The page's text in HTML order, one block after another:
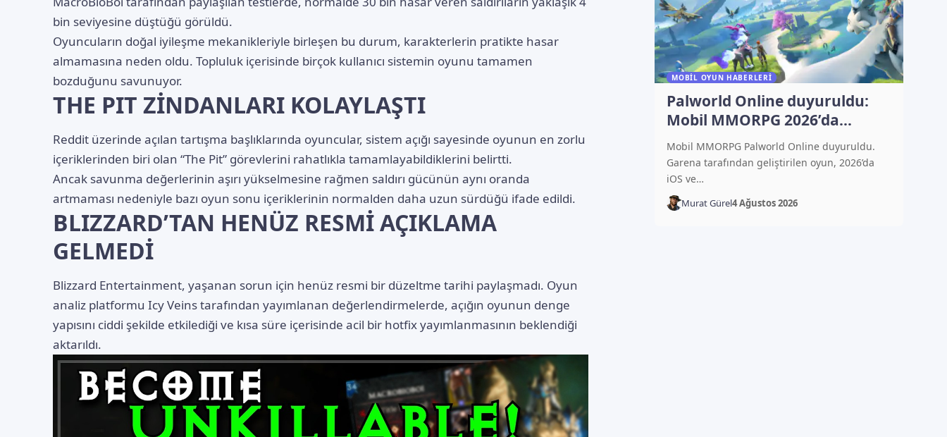
bin seviyesine düştüğü görüldü.
Oyuncuların doğal iyileşme mekanikleriyle birleşen bu durum, karakterlerin pratikte hasar
almamasına neden oldu. Topluluk içerisinde birçok kullanıcı sistemin oyunu tamamen
bozduğunu savunuyor.
THE PIT ZİNDANLARI KOLAYLAŞTI
Reddit üzerinde açılan tartışma başlıklarında oyuncular, sistem açığı sayesinde oyunun en zorlu
içeriklerinden biri olan “The Pit” görevlerini rahatlıkla tamamlayabildiklerini belirtti.
Ancak savunma değerlerinin aşırı yükselmesine rağmen saldırı gücünün aynı oranda
artmaması nedeniyle bazı oyun sonu içeriklerinin normalden daha uzun sürdüğü ifade edildi.
BLIZZARD’TAN HENÜZ RESMİ AÇIKLAMA
GELMEDİ
Blizzard Entertainment, yaşanan sorun için henüz resmi bir düzeltme tarihi paylaşmadı. Oyun
analiz platformu Icy Veins tarafından yayımlanan değerlendirmelerde, açığın oyunun denge
yapısını ciddi şekilde etkilediği ve kısa süre içerisinde acil bir hotfix yayımlanmasının beklendiği
aktarıldı.
MOBIL OYUN HABERLERI
Palworld Online duyuruldu:
Mobil MMORPG 2026’da
çıkacak
Mobil MMORPG Palworld Online duyuruldu.
Garena tarafından geliştirilen oyun, 2026’da
iOS ve…
Murat Gürel4 Ağustos 2026